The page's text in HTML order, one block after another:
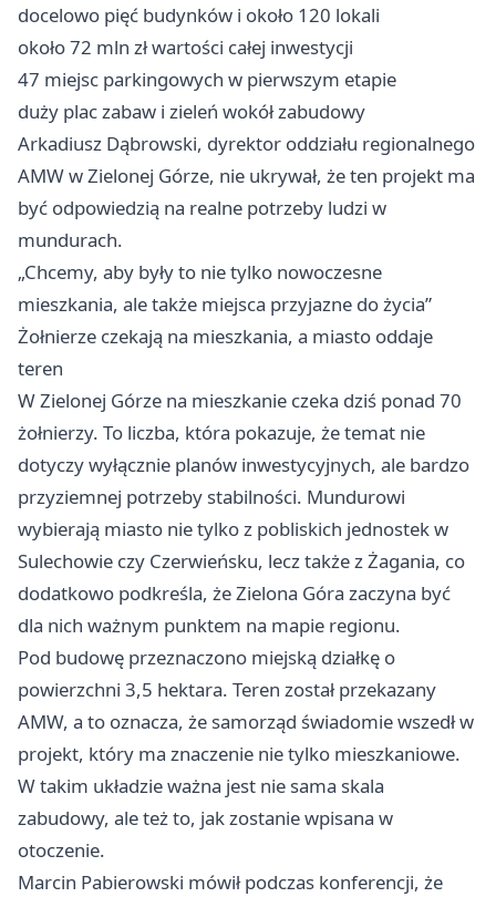
docelowo pięć budynków i około 120 lokali
około 72 mln zł wartości całej inwestycji
47 miejsc parkingowych w pierwszym etapie
duży plac zabaw i zieleń wokół zabudowy
Arkadiusz Dąbrowski, dyrektor oddziału regionalnego
AMW w Zielonej Górze, nie ukrywał, że ten projekt ma
być odpowiedzią na realne potrzeby ludzi w
mundurach.
„Chcemy, aby były to nie tylko nowoczesne
mieszkania, ale także miejsca przyjazne do życia”
Żołnierze czekają na mieszkania, a miasto oddaje
teren
W Zielonej Górze na mieszkanie czeka dziś ponad 70
żołnierzy. To liczba, która pokazuje, że temat nie
dotyczy wyłącznie planów inwestycyjnych, ale bardzo
przyziemnej potrzeby stabilności. Mundurowi
wybierają miasto nie tylko z pobliskich jednostek w
Sulechowie czy Czerwieńsku, lecz także z Żagania, co
dodatkowo podkreśla, że Zielona Góra zaczyna być
dla nich ważnym punktem na mapie regionu.
Pod budowę przeznaczono miejską działkę o
powierzchni 3,5 hektara. Teren został przekazany
AMW, a to oznacza, że samorząd świadomie wszedł w
projekt, który ma znaczenie nie tylko mieszkaniowe.
W takim układzie ważna jest nie sama skala
zabudowy, ale też to, jak zostanie wpisana w
otoczenie.
Marcin Pabierowski mówił podczas konferencji, że